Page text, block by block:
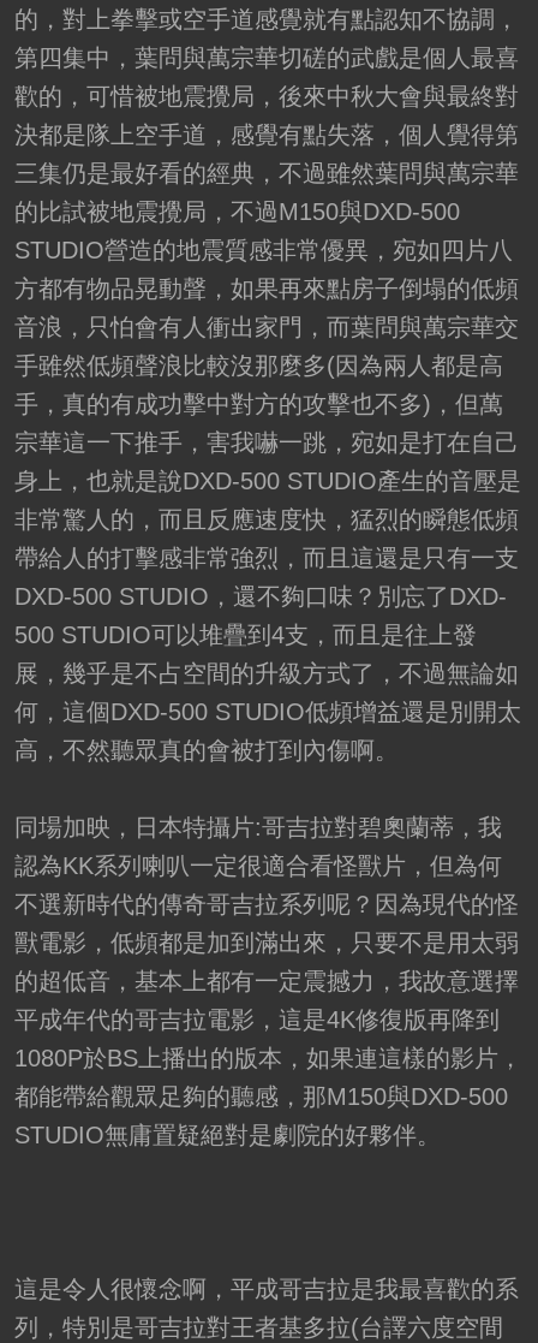
的，對上拳擊或空手道感覺就有點認知不協調，
第四集中，葉問與萬宗華切磋的武戲是個人最喜
歡的，可惜被地震攪局，後來中秋大會與最終對
決都是隊上空手道，感覺有點失落，個人覺得第
三集仍是最好看的經典，不過雖然葉問與萬宗華
的比試被地震攪局，不過M150與DXD-500
STUDIO營造的地震質感非常優異，宛如四片八
方都有物品晃動聲，如果再來點房子倒塌的低頻
音浪，只怕會有人衝出家門，而葉問與萬宗華交
手雖然低頻聲浪比較沒那麼多(因為兩人都是高
手，真的有成功擊中對方的攻擊也不多)，但萬
宗華這一下推手，害我嚇一跳，宛如是打在自己
身上，也就是說DXD-500 STUDIO產生的音壓是
非常驚人的，而且反應速度快，猛烈的瞬態低頻
帶給人的打擊感非常強烈，而且這還是只有一支
DXD-500 STUDIO，還不夠口味？別忘了DXD-
500 STUDIO可以堆疊到4支，而且是往上發
展，幾乎是不占空間的升級方式了，不過無論如
何，這個DXD-500 STUDIO低頻增益還是別開太
高，不然聽眾真的會被打到內傷啊。
同場加映，日本特攝片:哥吉拉對碧奧蘭蒂，我
認為KK系列喇叭一定很適合看怪獸片，但為何
不選新時代的傳奇哥吉拉系列呢？因為現代的怪
獸電影，低頻都是加到滿出來，只要不是用太弱
的超低音，基本上都有一定震撼力，我故意選擇
平成年代的哥吉拉電影，這是4K修復版再降到
1080P於BS上播出的版本，如果連這樣的影片，
都能帶給觀眾足夠的聽感，那M150與DXD-500
STUDIO無庸置疑絕對是劇院的好夥伴。
這是令人很懷念啊，平成哥吉拉是我最喜歡的系
列，特別是哥吉拉對王者基多拉(台譯六度空間